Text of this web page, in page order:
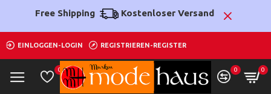
Free Shipping Kostenloser Versand
EINLOGGEN-LOGIN REGISTRIEREN-REGISTER
0 0 0